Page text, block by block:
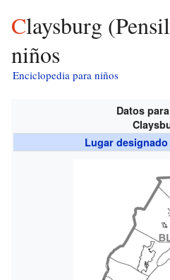
Claysburg (Pensilvania) para
niños
Enciclopedia para niños
Datos
Lugar